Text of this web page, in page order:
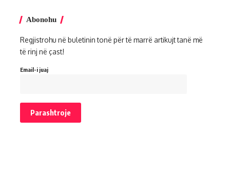
Abonohu
Regjistrohu në buletinin tonë për të marrë artikujt tanë më
të rinj në çast!
Email-i juaj